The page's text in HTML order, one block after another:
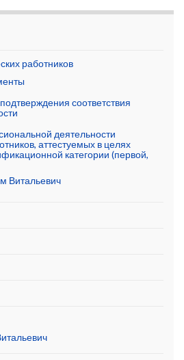
работников
соответствия
деятельности
аттестуемых в целях
категории (первой,
Витальевич